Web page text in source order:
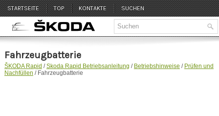
STARTSEITE TOP KONTAKTE SUCHEN
Fahrzeugbatterie
ŠKODA Rapid /Skoda Rapid Betriebsanleitung / Betriebshinweise / Prüfen und
Nachfüllen / Fahrzeugbatterie